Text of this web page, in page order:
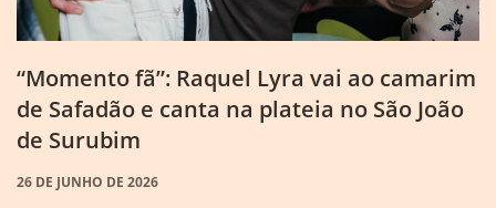
“Momento fã”: Raquel Lyra vai ao camarim
de Safadão e canta na plateia no São João
de Surubim
26 DE JUNHO DE 2026